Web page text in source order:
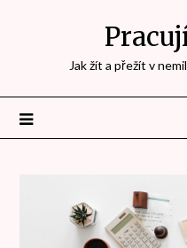
Jak žít a přežít v